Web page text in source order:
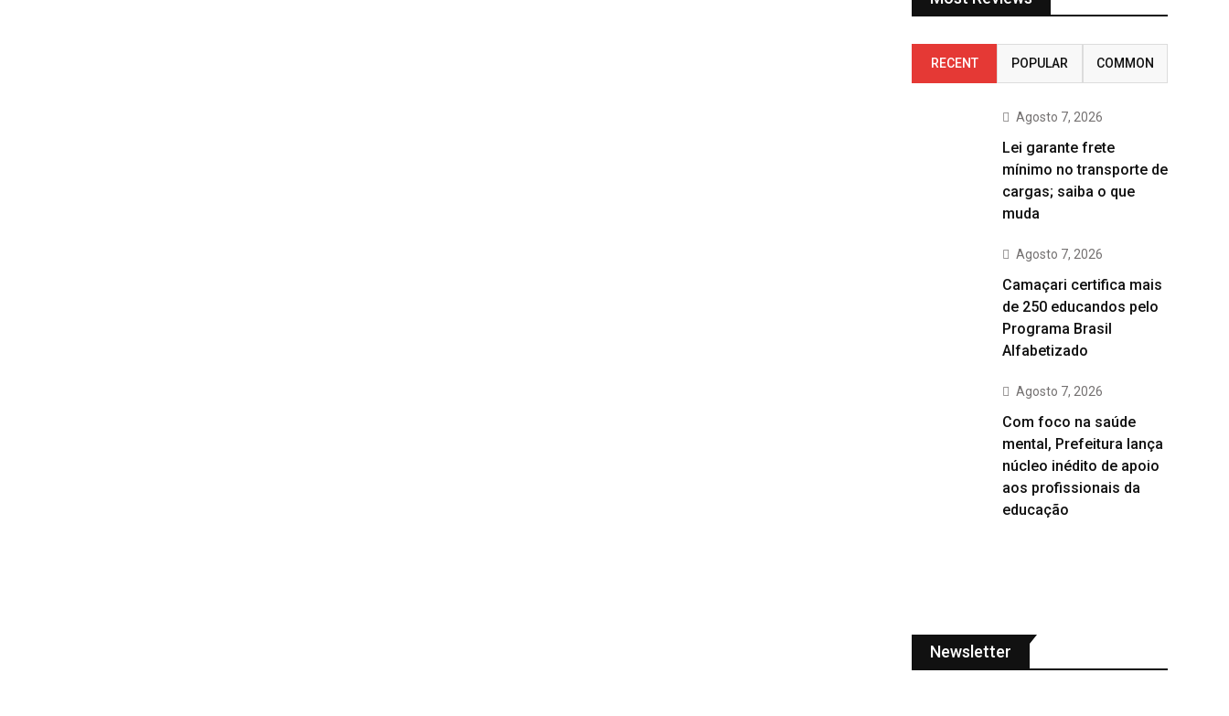
RECENT POPULAR COMMON
Agosto 7, 2026
Lei garante frete
mínimo no transporte de
cargas; saiba o que
muda
Agosto 7, 2026
Camaçari certifica mais
de 250 educandos pelo
Programa Brasil
Alfabetizado
Agosto 7, 2026
Com foco na saúde
mental, Prefeitura lança
núcleo inédito de apoio
aos profissionais da
educação
Newsletter